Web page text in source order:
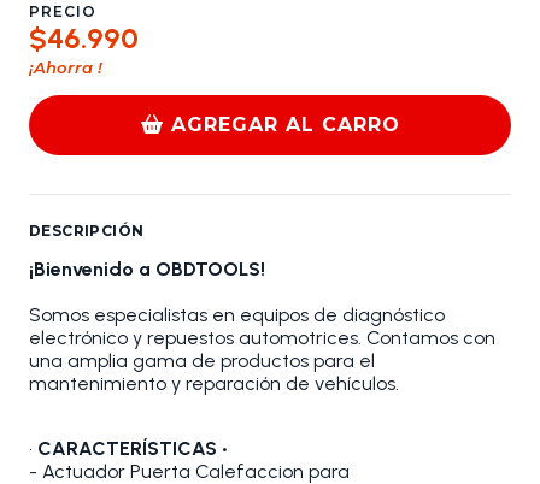
PRECIO
$46.990
¡Ahorra !
AGREGAR AL CARRO
DESCRIPCIÓN
¡Bienvenido a OBDTOOLS!
Somos especialistas en equipos de diagnóstico
electrónico y repuestos automotrices. Contamos con
una amplia gama de productos para el
mantenimiento y reparación de vehículos.
• CARACTERÍSTICAS •
- Actuador Puerta Calefaccion para